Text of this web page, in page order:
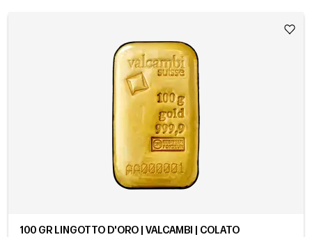
100 GR LINGOTTO D'ORO | VALCAMBI | COLATO